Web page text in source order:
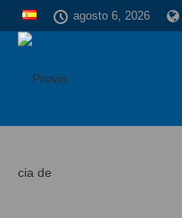
agosto 6, 2026